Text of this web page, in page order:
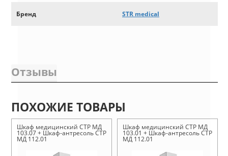
Бренд STR medical
Отзывы
ПОХОЖИЕ ТОВАРЫ
Шкаф медицинский СТР МД
103.07 + Шкаф-антресоль СТР
МД 112.01
Шкаф медицинский СТР МД
103.01 + Шкаф-антресоль СТР
МД 112.01